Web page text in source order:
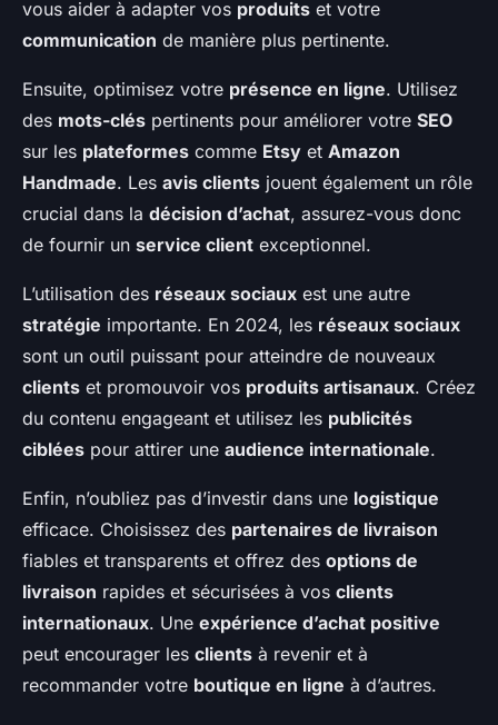
vous aider à adapter vos produits et votre
communication de manière plus pertinente.
Ensuite, optimisez votre présence en ligne. Utilisez
des mots-clés pertinents pour améliorer votre SEO
sur les plateformes comme Etsy et Amazon
Handmade. Les avis clients jouent également un rôle
crucial dans la décision d’achat, assurez-vous donc
de fournir un service client exceptionnel.
L’utilisation des réseaux sociaux est une autre
stratégie importante. En 2024, les réseaux sociaux
sont un outil puissant pour atteindre de nouveaux
clients et promouvoir vos produits artisanaux. Créez
du contenu engageant et utilisez les publicités
ciblées pour attirer une audience internationale.
Enfin, n’oubliez pas d’investir dans une logistique
efficace. Choisissez des partenaires de livraison
fiables et transparents et offrez des options de
livraison rapides et sécurisées à vos clients
internationaux. Une expérience d’achat positive
peut encourager les clients à revenir et à
recommander votre boutique en ligne à d’autres.